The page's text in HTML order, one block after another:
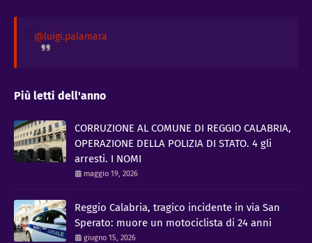
@luigi.palamara
Più letti dell'anno
CORRUZIONE AL COMUNE DI REGGIO CALABRIA,
OPERAZIONE DELLA POLIZIA DI STATO. 4 gli
arresti. I NOMI
maggio 19, 2026
Reggio Calabria, tragico incidente in via San
Sperato: muore un motociclista di 24 anni
giugno 15, 2026